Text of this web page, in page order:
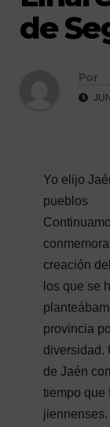
de
Por
Yo elijo
pueblos
creación
los que se
provincia
diversidad.
de Jaén
tiempo que